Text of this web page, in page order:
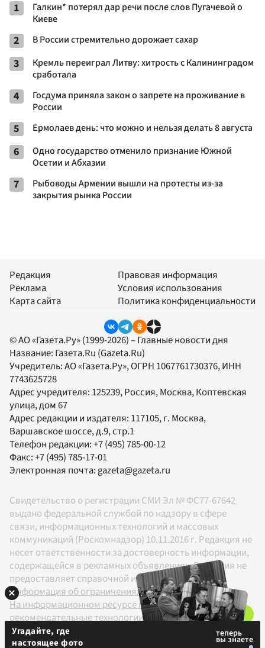
1
Галкин* потерял дар речи после слов Пугачевой о
Киеве
2 В России стремительно дорожает сахар
3
Кремль переиграл Литву: хитрость с Калининградом
сработала
4
Госдума приняла закон о запрете на проживание в
России
5 Ермолаев день: что можно и нельзя делать 8 августа
6
Одно государство отменило признание Южной
Осетии и Абхазии
7
Рыбоводы Армении вышли на протесты из-за
закрытия рынка России
Редакция
Реклама
Карта сайта
Правовая информация
Условия использования
Политика конфиденциальности
© АО «Газета.Ру» (1999-2026) – Главные новости дня
Название: Газета.Ru (Gazeta.Ru)
Учредитель:АО «Газета.Ру», ОГРН 1067761730376, ИНН
7743625728
Адрес учредителя: 125239, Россия, Москва, Коптевская
улица, дом 67
Адрес редакции и издателя: 117105, г. Москва,
Варшавское шоссе, д.9, стр.1
Телефон редакции:+7 (495) 785-00-12
Факс:+7 (495) 785-17-01
Электронная почта:gazeta@gazeta.ru
Свидетельство о регистрации СМИ Эл № ФС77-67642
выдано федеральной службой по надзору в сфере
связи, информационных технологий и массовых
коммуникаций (Роскомнадзор) 10.11.2016 г. Редакция не
несет ответственности за достоверность информации,
содержащейся в рекламных объявлениях. Редакция не
предоставляет справочной информации.
Информация об ограничениях
На информационном ресурсе применяются
рекомендательные технологии в соответствии с
Правилами
Угадайте, где
настоящее фото